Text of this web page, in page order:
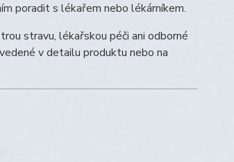
poradit s lékařem nebo lékárníkem.
stravu, lékařskou péči ani odborné
v detailu produktu nebo na